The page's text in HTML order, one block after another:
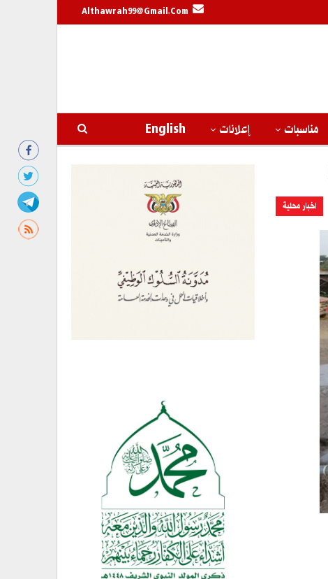
Althawrah99@gmail.com
مناسبات إعلانات English
اخبار محلية